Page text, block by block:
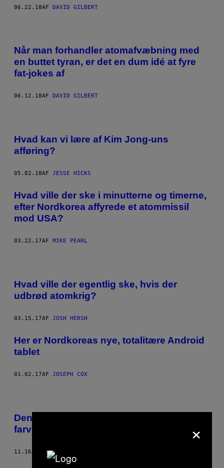
06.22.18AF DAVID GILBERT
Når man forhandler atomafvæbning med
en buttet tyran, er det en dum idé at fyre
fat-jokes af
06.12.18AF DAVID GILBERT
Hvad kan vi lære af Kim Jong-uns
afføring?
05.02.18AF JESSE HICKS
Hvad ville der ske i minutterne og timerne,
efter Nordkorea affyrede et atommissil
mod USA?
03.22.17AF MIKE PEARL
Hvad ville der egentlig ske, hvis der
udbrød atomkrig?
03.15.17AF JOSH HERSH
Her er Nordkoreas nye, totalitære Android
tablet
01.02.17AF JOSEPH COX
Den her fotograf har fanget en hidtil uset,
farverig side af Nordkorea
11.16.16 AFGAVIN HAYNES
×